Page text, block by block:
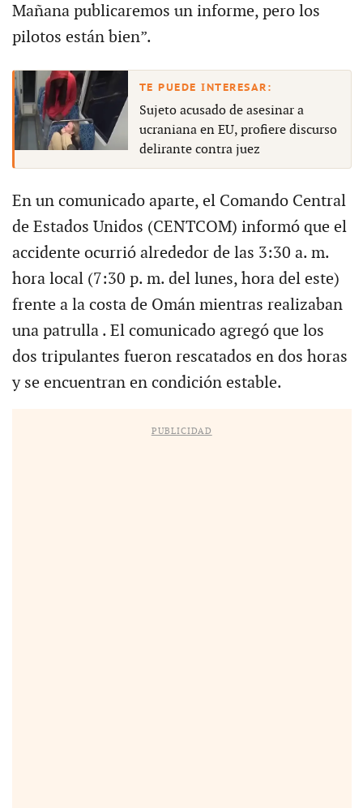
Mañana publicaremos un informe, pero los
pilotos están bien”.
Sujeto acusado de asesinar a
ucraniana en EU, profiere discurso
delirante contra juez
En un comunicado aparte, el Comando Central
de Estados Unidos (CENTCOM) informó que el
accidente ocurrió alrededor de las 3:30 a. m.
hora local (7:30 p. m. del lunes, hora del este)
frente a la costa de Omán mientras realizaban
una patrulla . El comunicado agregó que los
dos tripulantes fueron rescatados en dos horas
y se encuentran en condición estable.
PUBLICIDAD